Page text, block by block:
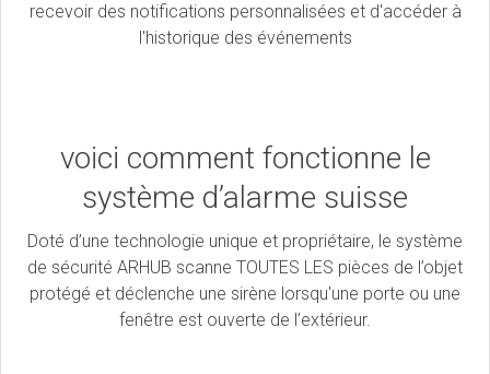
recevoir des notifications personnalisées et d'accéder à
l'historique des événements
voici comment fonctionne le
système d’alarme suisse
Doté d’une technologie unique et propriétaire, le système
de sécurité ARHUB scanne TOUTES LES pièces de l’objet
protégé et déclenche une sirène lorsqu'une porte ou une
fenêtre est ouverte de l’extérieur.